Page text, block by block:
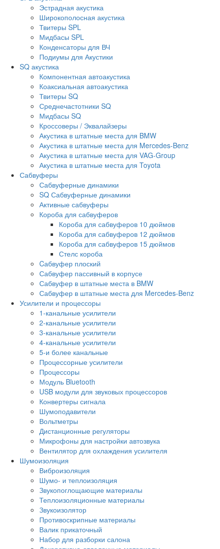
Эстрадная акустика
Широкополосная акустика
Твитеры SPL
Мидбасы SPL
Конденсаторы для ВЧ
Подиумы для Акустики
SQ акустика
Компонентная автоакустика
Коаксиальная автоакустика
Твитеры SQ
Среднечастотники SQ
Мидбасы SQ
Кроссоверы / Эквалайзеры
Акустика в штатные места для BMW
Акустика в штатные места для Mercedes-Benz
Акустика в штатные места для VAG-Group
Акустика в штатные места для Toyota
Сабвуферы
Сабвуферные динамики
SQ Сабвуферные динамики
Активные сабвуферы
Короба для сабвуферов
Короба для сабвуферов 10 дюймов
Короба для сабвуферов 12 дюймов
Короба для сабвуферов 15 дюймов
Стелс короба
Cабвуфер плоский
Сабвуфер пассивный в корпусе
Сабвуфер в штатные места в BMW
Сабвуфер в штатные места для Mercedes-Benz
Усилители и процессоры
1-канальные усилители
2-канальные усилители
3-канальные усилители
4-канальные усилители
5-и более канальные
Процессорные усилители
Процессоры
Модуль Bluetooth
USB модули для звуковых процессоров
Конвертеры сигнала
Шумоподавители
Вольтметры
Дистанционные регуляторы
Микрофоны для настройки автозвука
Вентилятор для охлаждения усилителя
Шумоизоляция
Виброизоляция
Шумо- и теплоизоляция
Звукопоглощающие материалы
Теплоизоляционные материалы
Звукоизолятор
Противоскрипные материалы
Валик прикаточный
Набор для разборки салона